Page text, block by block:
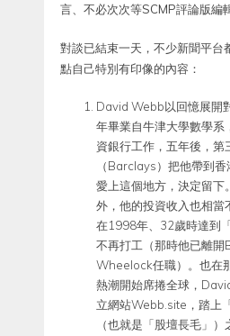
言、不必次次等SCMP評論版編
對談已結束一天，不少新聞平台
點自己特別有印像的內容：
David Webb以回憶展開
年畢業自牛津大學數學系
資銀行工作，五年後，第
（Barclays）把他帶到
愛上這個地方，決定留下
外，他的投資收入也相當
在1998年、32歲時達到
不再打工（那時他已離
Wheelock任職）。也在
熱潮開始席捲全球，
立網站Webb.site，踏上
（也就是「股壇長毛」